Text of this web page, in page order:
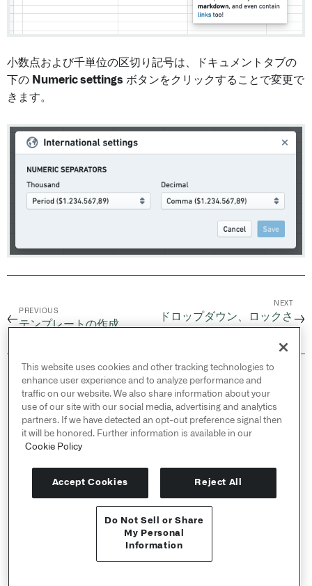
Send feedback
小数点および千単位の区切り記号は、ドキュメントタブの
下の Numeric settings ボタンをクリックすることで変更で
きます。
←
PREVIOUS
テンプレートの作成
NEXT
ドロップダウン、ロックさ →
© 2026 Palantir Technologies Inc. All rights
reserved.
Cookies Statement ↗
Privacy Statement ↗
Terms of Use ↗
Do Not Sell or Share My Personal Information
This website uses cookies and other tracking technologies to
enhance user experience and to analyze performance and
traffic on our website. We also share information about your
use of our site with our social media, advertising and analytics
partners. If we have detected an opt-out preference signal then
it will be honored. Further information is available in our
Cookie Policy
Accept Cookies Reject All
Do Not Sell or Share
My Personal
Information